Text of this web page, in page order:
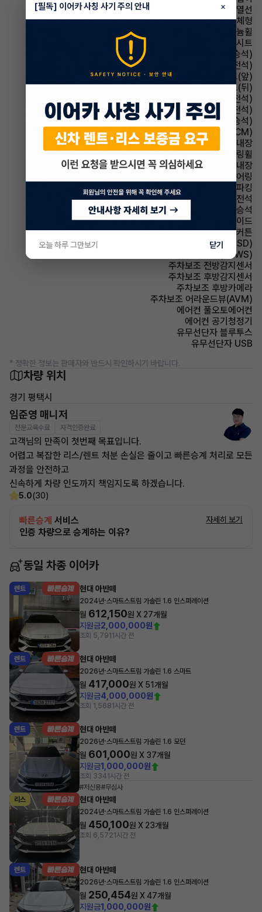
사이드미러 열선
사이드미러 방향지시등 일체형
휠타이어 알루미늄휠
시트 가죽시트
시트 전동시트(동승석)
시트 전동시트(운전석)
시트 열선시트(앞)
시트 열선시트(뒤)
시트 메모리시트(운전석)
시트 통풍시트(운전석)
시트 통풍시트(동승석)
룸미러 전자식 룸미러(ECM)
룸미러 하이패스 내장
스티어링휠 가죽스티어링휠
스티어링휠 열선내장
스티어링휠 텔레스코픽 스티어링
파킹 전자식 파킹
에어백 운전석
에어백 동승석
에어백 사이드
에어백 커튼
주행안전 후측방경보시스템(BSD)
주행안전 차선이탈경보(LDWS)
주차보조 전방감지센서
주차보조 후방감지센서
주차보조 후방카메라
주차보조 어라운드뷰(AVM)
에어컨 풀오토에어컨
에어컨 공기청정기
유무선단자 블루투스
유무선단자 USB
* 정확한 정보는 판매자와 반드시 확인하시기 바랍니다.
차량 위치
경기 평택시
임준영 매니저
전문교육수료 자격인증완료
고객님의 만족이 첫번째 목표입니다.
어렵고 복잡한 리스/렌트 처분 손실은 줄이고 빠른승계 처리로 모든
과정을 안전하고
신속하게 차량 인도까지 책임지도록 하겠습니다.
5.0(30)
빠른승계 서비스
인증 차량으로 승계하는 이유?
자세히 보기
동일 차종 이어카
렌트 현대 아반떼
2024년·스마트스트림 가솔린 1.6 인스퍼레이션
월 612,150원 X 27개월
지원금2,000,000원
조회 5,791 1시간 전
렌트 현대 아반떼
2026년·스마트스트림 가솔린 1.6 스마트
월 417,000원 X 51개월
지원금4,000,000원
조회 1,5681시간 전
렌트 현대 아반떼
2026년·스마트스트림 가솔린 1.6 모던
월 601,000원 X 37개월
지원금1,000,000원
조회 3341시간 전
#저신용#무심사
리스
현대 아반떼
2024년·스마트스트림 가솔린 1.6 인스퍼레이션
월 450,100원 X 23개월
조회 6,5721시간 전
렌트 현대 아반떼
2026년·스마트스트림 가솔린 1.6 인스퍼레이션
월 250,454원 X47개월
지원금1,000,000원
[필독] 이어카 사칭 사기 주의 안내 ×
오늘 하루 그만보기 닫기